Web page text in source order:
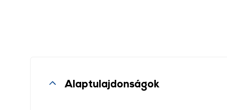
Alaptulajdonságok